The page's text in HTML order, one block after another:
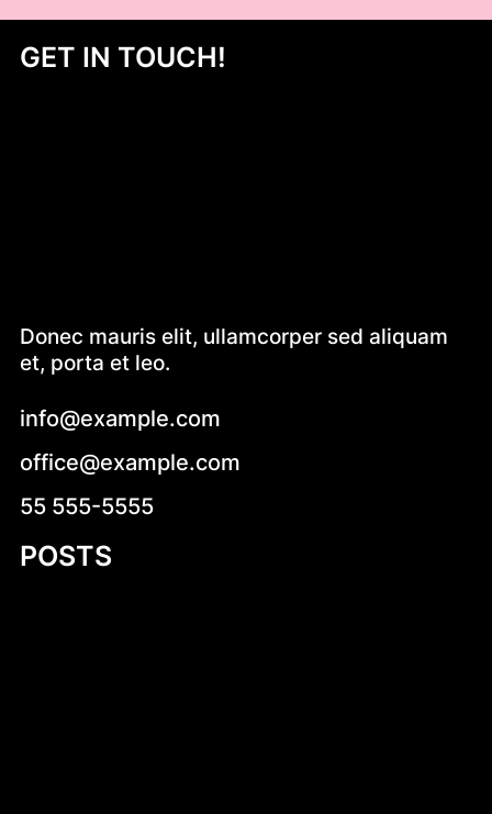
GET IN TOUCH!
Donec mauris elit, ullamcorper sed aliquam
et, porta et leo.
info@example.com
office@example.com
55 555-5555
POSTS